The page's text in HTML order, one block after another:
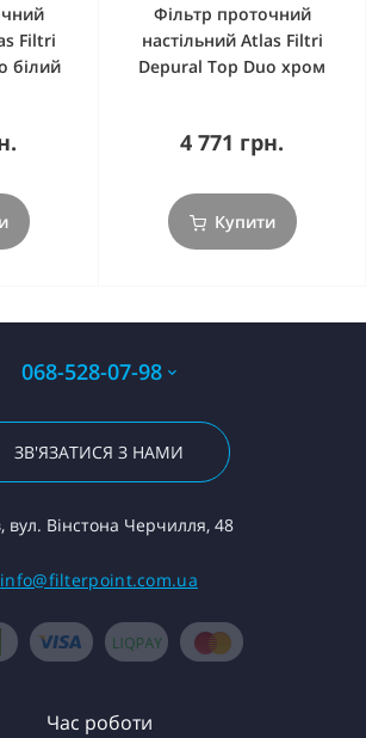
Filtri
білий
Фільтр проточний
настільний Atlas Filtri
Depural Top Duo хром
4 771 грн.
Купити
068-528-07-98
ЗВ'ЯЗАТИСЯ З НАМИ
вул. Вінстона Черчилля, 48
info@filterpoint.com.ua
Час роботи